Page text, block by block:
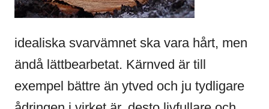
idealiska svarvämnet ska vara hårt, men
ändå lättbearbetat. Kärnved är till
exempel bättre än ytved och ju tydligare